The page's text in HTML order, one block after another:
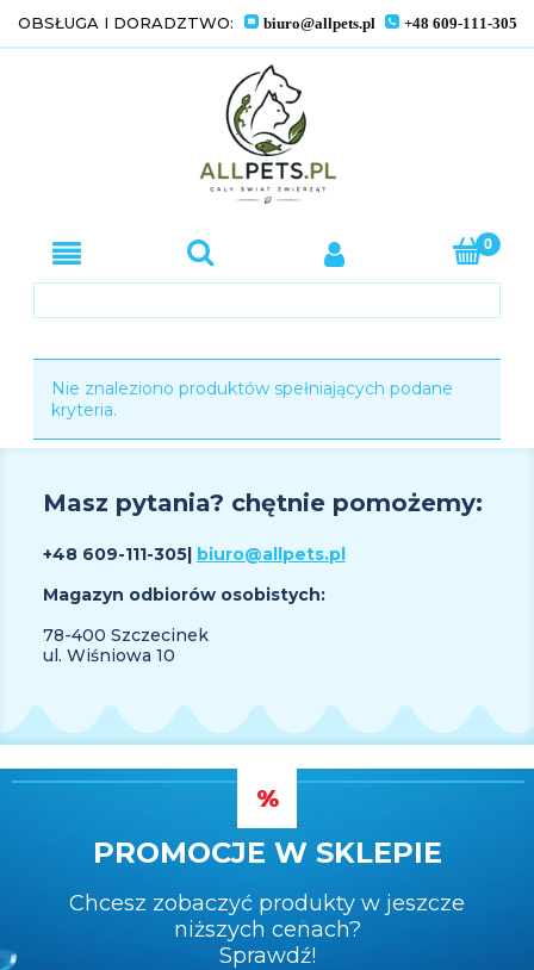
OBSŁUGA I DORADZTWO: biuro@allpets.pl +48 609-111-305
Nie znaleziono produktów spełniających podane
kryteria.
Masz pytania? chętnie pomożemy:
+48 609-111-305| biuro@allpets.pl
Magazyn odbiorów osobistych:
78-400 Szczecinek
ul. Wiśniowa 10
PROMOCJE W SKLEPIE
Chcesz zobaczyć produkty w jeszcze
niższych cenach?
Sprawdź!